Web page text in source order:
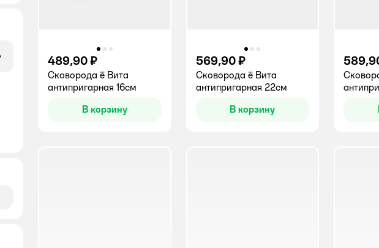
489,90 ₽
Сковорода ё Вита
антипригарная 16см
В корзину
569,90 ₽
Сковорода ё Вита
антипригарная 22см
В корзину